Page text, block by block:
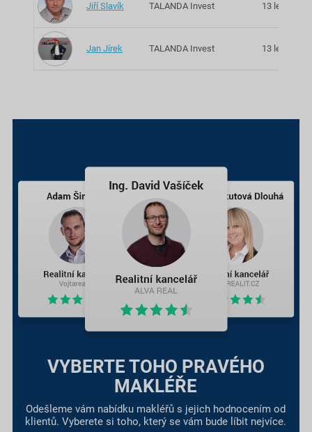
Jiří Slavík TALANDA Invest 13 let
Jan Jírek TALANDA Invest 13 let
VYBERTE TOHO PRAVÉHO
MAKLÉŘE
Odešleme vám nabídku makléřů s jejich hodnocením od
klientů. Vyberete si toho, který se vám bude líbit nejvíce.